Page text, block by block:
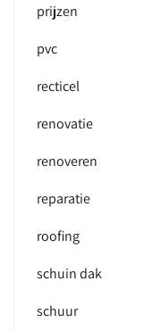
prijzen
pvc
recticel
renovatie
renoveren
reparatie
roofing
schuin dak
schuur